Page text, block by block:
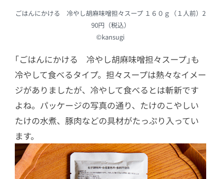
ごはんにかける 冷やし胡麻味噌担々スープ １６０ｇ（１人前）2
90円（税込）
©kansugi
｢ごはんにかける 冷やし胡麻味噌担々スープ｣も
冷やして食べるタイプ。担々スープは熱々なイメー
ジがありましたが、冷やして食べるとは斬新です
よね。パッケージの写真の通り、たけのこやしい
たけの水煮、豚肉などの具材がたっぷり入ってい
ます。